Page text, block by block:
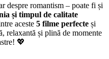
despre romantism – poate fi și
și timpul de calitate
aceste 5 filme perfecte și
relaxantă și plină de momente
💖